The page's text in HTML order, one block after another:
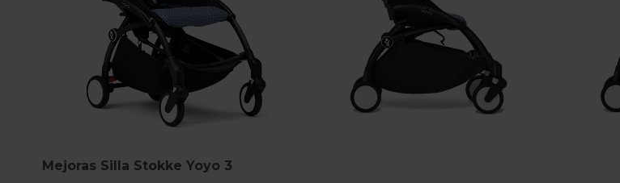
Mejoras Silla Stokke Yoyo 3